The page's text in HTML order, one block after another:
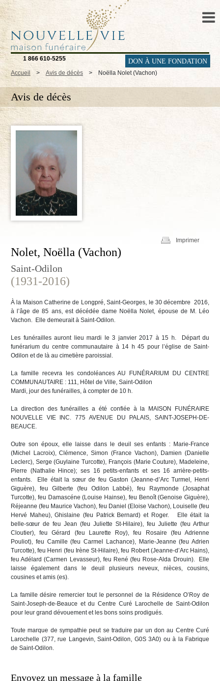
1 866 610-5255 DON À UNE FONDATION
Accueil > Avis de décès > Noëlla Nolet (Vachon)
Avis de décès
Imprimer
Nolet, Noëlla (Vachon)
Saint-Odilon
(1931-2016)
À la Maison Catherine de Longpré, Saint-Georges, le 30 décembre 2016,
à l’âge de 85 ans, est décédée dame Noëlla Nolet, épouse de M. Léo
Vachon. Elle demeurait à Saint-Odilon.
Les funérailles auront lieu mardi le 3 janvier 2017 à 15 h. Départ du
funérarium du centre communautaire à 14 h 45 pour l’église de Saint-
Odilon et de là au cimetière paroissial.
La famille recevra les condoléances AU FUNÉRARIUM DU CENTRE
COMMUNAUTAIRE : 111, Hôtel de Ville, Saint-Odilon
Mardi, jour des funérailles, à compter de 10 h.
La direction des funérailles a été confiée à la MAISON FUNÉRAIRE
NOUVELLE VIE INC. 775 AVENUE DU PALAIS, SAINT-JOSEPH-DE-
BEAUCE.
Outre son époux, elle laisse dans le deuil ses enfants : Marie-France
(Michel Lacroix), Clémence, Simon (France Vachon), Damien (Danielle
Leclerc), Serge (Guylaine Turcotte), François (Marie Couture), Madeleine,
Pierre (Nathalie Hince); ses 16 petits-enfants et ses 16 arrière-petits-
enfants. Elle était la sœur de feu Gaston (Jeanne-d’Arc Turmel, Henri
Giguère), feu Gilberte (feu Odilon Labbé), feu Raymonde (Josaphat
Turcotte), feu Damascéne (Louise Hainse), feu Benoît (Genoise Giguère),
Réjeanne (feu Maurice Vachon), feu Daniel (Eloise Vachon), Louiselle (feu
Hervé Maheu), Ghislaine (feu Patrick Bernard) et Roger. Elle était la
belle-sœur de feu Jean (feu Juliette St-Hilaire), feu Juliette (feu Arthur
Cloutier), feu Gérard (feu Laurette Roy), feu Rosaire (feu Adrienne
Pouliot), feu Camille (feu Carmel Lachance), Marie-Jeanne (feu Adrien
Turcotte), feu Henri (feu Irène St-Hilaire), feu Robert (Jeanne-d’Arc Hains),
feu Adélard (Carmen Levasseur), feu René (feu Rose-Alda Drouin). Elle
laisse également dans le deuil plusieurs neveux, nièces, cousins,
cousines et amis (es).
La famille désire remercier tout le personnel de la Résidence O’Roy de
Saint-Joseph-de-Beauce et du Centre Curé Larochelle de Saint-Odilon
pour leur grand dévouement et les bons soins prodigués.
Toute marque de sympathie peut se traduire par un don au Centre Curé
Larochelle (377, rue Langevin, Saint-Odilon, G0S 3A0) ou à la Fabrique
de Saint-Odilon.
Envoyez un message à la famille